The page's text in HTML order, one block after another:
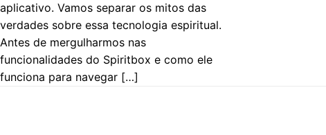
aplicativo. Vamos separar os mitos das
verdades sobre essa tecnologia espiritual.
Antes de mergulharmos nas
funcionalidades do Spiritbox e como ele
funciona para navegar […]